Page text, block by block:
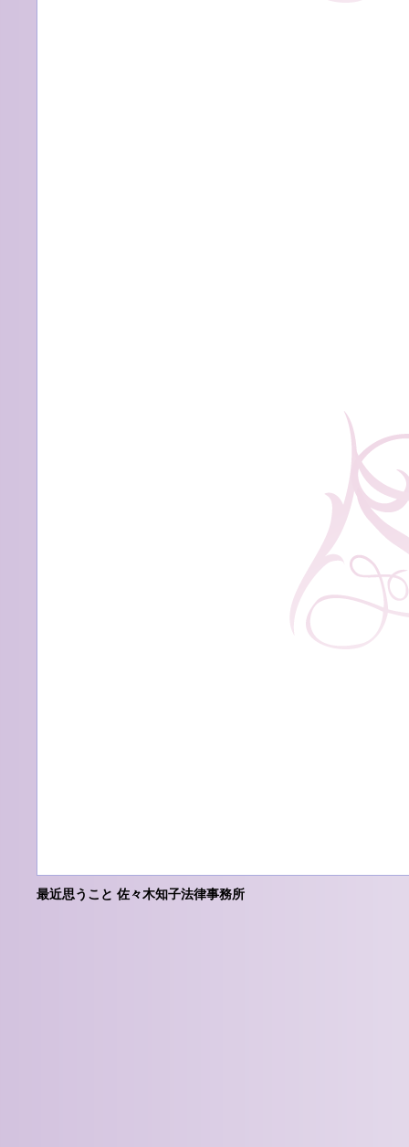
最近思うこと 佐々木知子法律事務所